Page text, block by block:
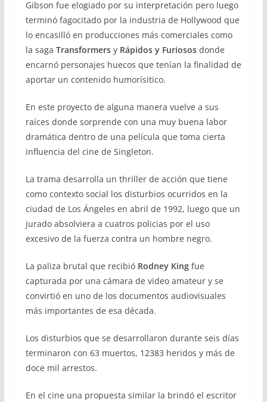
Gibson fue elogiado por su interpretación pero luego
terminó fagocitado por la industria de Hollywood que
lo encasilló en producciones más comerciales como
la saga TransformersyRápidos y Furiososdonde
encarnó personajes huecos que tenían la finalidad de
aportar un contenido humorísitico.
En este proyecto de alguna manera vuelve a sus
raíces donde sorprende con una muy buena labor
dramática dentro de una película que toma cierta
influencia del cine de Singleton.
La trama desarrolla un thriller de acción que tiene
como contexto social los disturbios ocurridos en la
ciudad de Los Ángeles en abril de 1992, luego que un
jurado absolviera a cuatros policias por el uso
excesivo de la fuerza contra un hombre negro.
La paliza brutal que recibió Rodney Kingfue
capturada por una cámara de video amateur y se
convirtió en uno de los documentos audiovisuales
más importantes de esa década.
Los disturbios que se desarrollaron durante seis días
terminaron con 63 muertos, 12383 heridos y más de
doce mil arrestos.
En el cine una propuesta similar la brindó el escritor